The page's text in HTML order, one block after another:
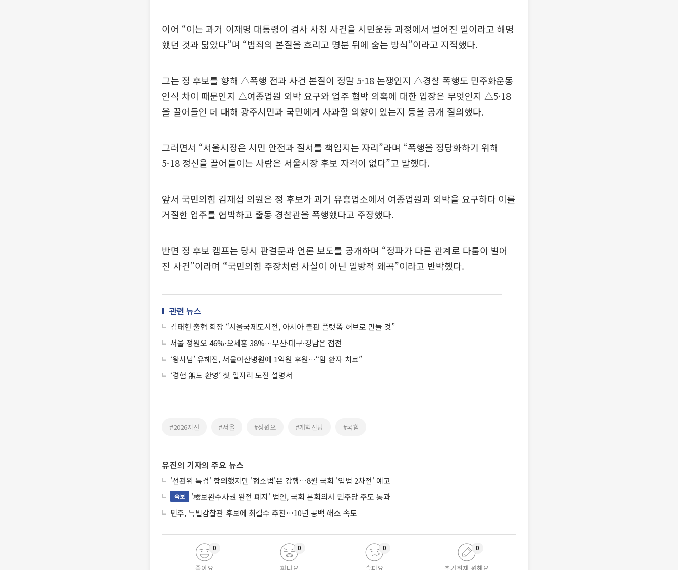
이어 “이는 과거 이재명 대통령이 검사 사칭 사건을 시민운동 과정에서 벌어진 일이라고 해명
했던 것과 닮았다”며 “범죄의 본질을 흐리고 명분 뒤에 숨는 방식”이라고 지적했다.
그는 정 후보를 향해 △폭행 전과 사건 본질이 정말 5·18 논쟁인지 △경찰 폭행도 민주화운동
인식 차이 때문인지 △여종업원 외박 요구와 업주 협박 의혹에 대한 입장은 무엇인지 △5·18
을 끌어들인 데 대해 광주시민과 국민에게 사과할 의향이 있는지 등을 공개 질의했다.
그러면서 “서울시장은 시민 안전과 질서를 책임지는 자리”라며 “폭행을 정당화하기 위해
5·18 정신을 끌어들이는 사람은 서울시장 후보 자격이 없다”고 말했다.
앞서 국민의힘 김재섭 의원은 정 후보가 과거 유흥업소에서 여종업원과 외박을 요구하다 이를
거절한 업주를 협박하고 출동 경찰관을 폭행했다고 주장했다.
반면 정 후보 캠프는 당시 판결문과 언론 보도를 공개하며 “정파가 다른 관계로 다툼이 벌어
진 사건”이라며 “국민의힘 주장처럼 사실이 아닌 일방적 왜곡”이라고 반박했다.
관련 뉴스
김태헌 출협 회장 “서울국제도서전, 아시아 출판 플랫폼 허브로 만들 것”
서울 정원오 46%·오세훈 38%…부산·대구·경남은 접전
‘왕사남’ 유해진, 서울아산병원에 1억원 후원…“암 환자 치료”
‘경험 無도 환영’ 첫 일자리 도전 설명서
#2026지선 #서울 #정원오 #개혁신당 #국힘
유진의 기자의 주요 뉴스
'선관위 특검' 합의했지만 '형소법'은 강행…8월 국회 '입법 2차전' 예고
속보
'檢보완수사권 완전 폐지' 법안, 국회 본회의서 민주당 주도 통과
민주, 특별감찰관 후보에 최길수 추천…10년 공백 해소 속도
0 0 0 0